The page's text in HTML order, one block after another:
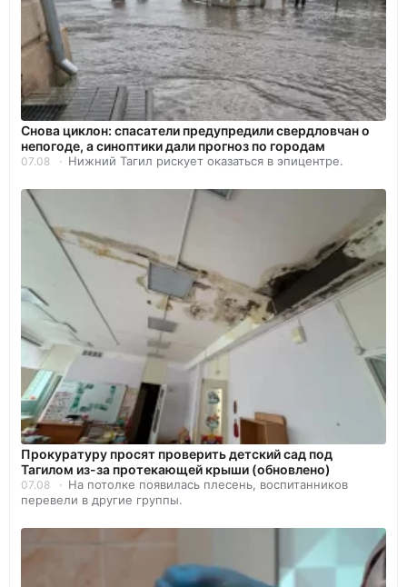
Снова циклон: спасатели предупредили свердловчан о
непогоде, а синоптики дали прогноз по городам
07.08 Нижний Тагил рискует оказаться в эпицентре.
Прокуратуру просят проверить детский сад под
Тагилом из-за протекающей крыши (обновлено)
07.08
На потолке появилась плесень, воспитанников
перевели в другие группы.